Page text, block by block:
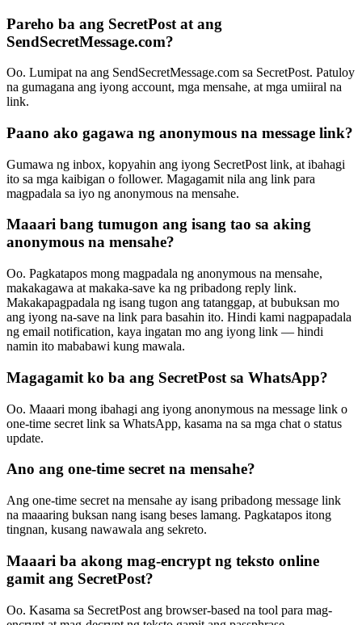
Pareho ba ang SecretPost at ang
SendSecretMessage.com?
Oo. Lumipat na ang SendSecretMessage.com sa SecretPost. Patuloy
na gumagana ang iyong account, mga mensahe, at mga umiiral na
link.
Paano ako gagawa ng anonymous na message link?
Gumawa ng inbox, kopyahin ang iyong SecretPost link, at ibahagi
ito sa mga kaibigan o follower. Magagamit nila ang link para
magpadala sa iyo ng anonymous na mensahe.
Maaari bang tumugon ang isang tao sa aking
anonymous na mensahe?
Oo. Pagkatapos mong magpadala ng anonymous na mensahe,
makakagawa at makaka-save ka ng pribadong reply link.
Makakapagpadala ng isang tugon ang tatanggap, at bubuksan mo
ang iyong na-save na link para basahin ito. Hindi kami nagpapadala
ng email notification, kaya ingatan mo ang iyong link — hindi
namin ito mababawi kung mawala.
Magagamit ko ba ang SecretPost sa WhatsApp?
Oo. Maaari mong ibahagi ang iyong anonymous na message link o
one-time secret link sa WhatsApp, kasama na sa mga chat o status
update.
Ano ang one-time secret na mensahe?
Ang one-time secret na mensahe ay isang pribadong message link
na maaaring buksan nang isang beses lamang. Pagkatapos itong
tingnan, kusang nawawala ang sekreto.
Maaari ba akong mag-encrypt ng teksto online
gamit ang SecretPost?
Oo. Kasama sa SecretPost ang browser-based na tool para mag-